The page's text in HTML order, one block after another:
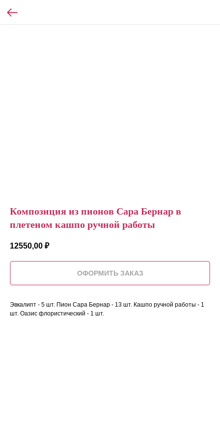
Композиция из пионов Сара Бернар в
плетеном кашпо ручной работы
12550,00 ₽
ОФОРМИТЬ ЗАКАЗ
Эвкалипт - 5 шт. Пион Сара Бернар - 13 шт. Кашпо ручной работы - 1
шт. Оазис флористический - 1 шт.